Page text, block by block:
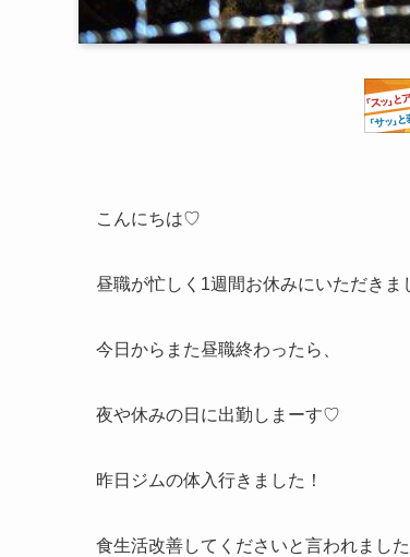
こんにちは♡
昼職が忙しく1週間お休みにいただき
今日からまた昼職終わったら、
夜や休みの日に出勤しまーす♡
昨日ジムの体入行きました！
食生活改善してくださいと言われました